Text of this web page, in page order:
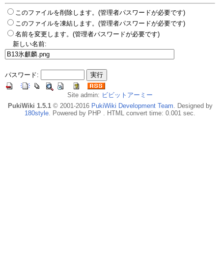
このファイルを削除します。(管理者パスワードが必要です)
このファイルを凍結します。(管理者パスワードが必要です)
名前を変更します。(管理者パスワードが必要です)
新しい名前:
パスワード:
Site admin: ビビットアーミー
PukiWiki 1.5.1© 2001-2016 PukiWiki Development Team. Designed by
180style. Powered by PHP . HTML convert time: 0.001 sec.